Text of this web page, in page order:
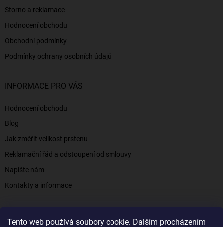
Tento web používá soubory cookie. Dalším procházením
Storno a reklamace
Hodnocení obchodu
Obchodní podmínky
Podmínky ochrany osobních údajů
INFORMACE PRO VÁS
Hodnocení obchodu
Blog
Jak změřit velikost prstenu
Reklamační řád a odstoupení od smlouvy
Napište nám
Kontakty a informace